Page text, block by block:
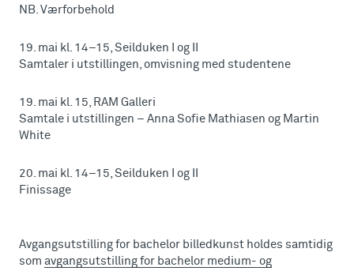
NB. Værforbehold
19. mai kl. 14–15, Seilduken I og II
Samtaler i utstillingen, omvisning med studentene
19. mai kl. 15, RAM Galleri
Samtale i utstillingen – Anna Sofie Mathiasen og Martin
White
20. mai kl. 14–15, Seilduken I og II
Finissage
Avgangsutstilling for bachelor billedkunst holdes samtidig
som avgangsutstilling for bachelor medium- og